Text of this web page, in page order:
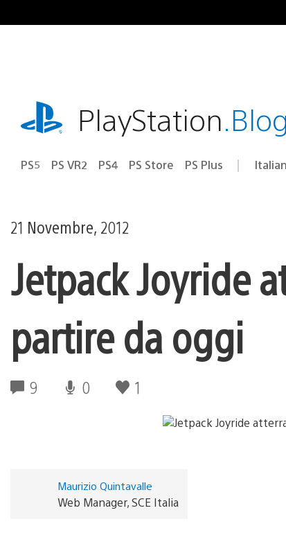
al
playstation.comPlayStation.Blog
PS5 PS VR2 PS4 PS Store PS Plus
21 Novembre, 2012
Jetpack Joyride
partire da oggi
9 0 1
Maurizio Quintavalle
Web Manager, SCE Italia